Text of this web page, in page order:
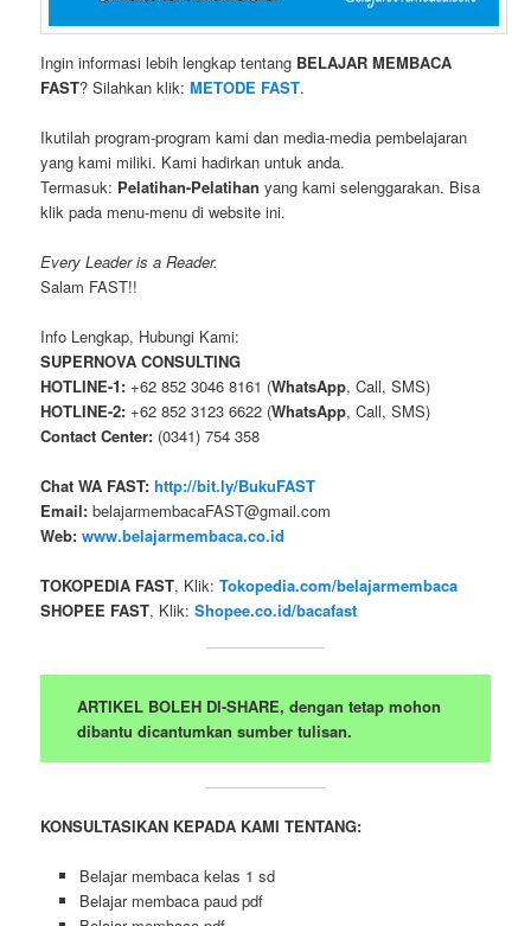
Ingin informasi lebih lengkap tentang BELAJAR MEMBACA
FAST? Silahkan klik:METODE FAST.
Ikutilah program-program kami dan media-media pembelajaran
yang kami miliki. Kami hadirkan untuk anda.
Termasuk: Pelatihan-Pelatihan yang kami selenggarakan. Bisa
klik pada menu-menu di website ini.
Every Leader is a Reader.
Salam FAST!!
Info Lengkap, Hubungi Kami:
SUPERNOVA CONSULTING
HOTLINE-1: +62 852 3046 8161 (WhatsApp, Call, SMS)
HOTLINE-2: +62 852 3123 6622 (WhatsApp, Call, SMS)
Contact Center: (0341) 754 358
Chat WA FAST: http://bit.ly/BukuFAST
Email: belajarmembacaFAST@gmail.com
Web: www.belajarmembaca.co.id
TOKOPEDIA FAST, Klik:Tokopedia.com/belajarmembaca
SHOPEE FAST, Klik:Shopee.co.id/bacafast
ARTIKEL BOLEH DI-SHARE, dengan tetap mohon
dibantu dicantumkan sumber tulisan.
KONSULTASIKAN KEPADA KAMI TENTANG:
Belajar membaca kelas 1 sd
Belajar membaca paud pdf